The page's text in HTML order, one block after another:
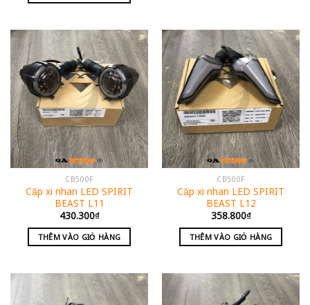
CB500F
Cặp xi nhan LED SPIRIT
BEAST L11
430.300₫
THÊM VÀO GIỎ HÀNG
CB500F
Cặp xi nhan LED SPIRIT
BEAST L12
358.800₫
THÊM VÀO GIỎ HÀNG